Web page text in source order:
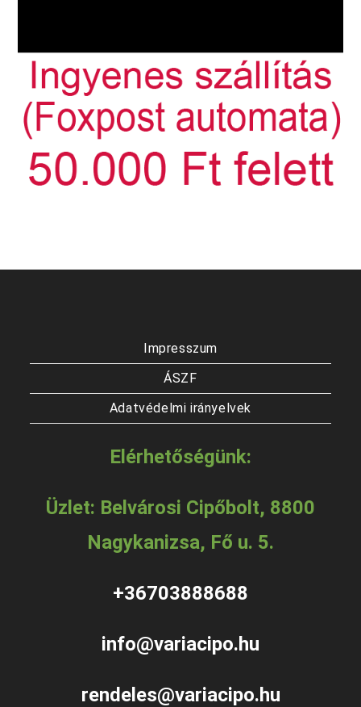
Impresszum
ÁSZF
Adatvédelmi irányelvek
Elérhetőségünk:
Üzlet: Belvárosi Cipőbolt, 8800
Nagykanizsa, Fő u. 5.
+36703888688
info@variacipo.hu
rendeles@variacipo.hu